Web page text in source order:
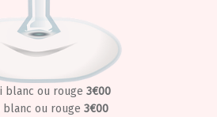
blanc ou rouge 3€00
blanc ou rouge 3€00